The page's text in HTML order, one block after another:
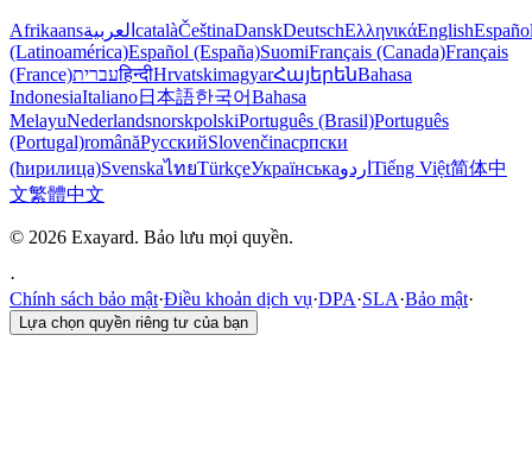
Afrikaansالعربية catalàČeštinaDanskDeutschΕλληνικάEnglish
(Latinoamérica)Español (España)SuomiFrançais (Canada)Français
(France)עבריתहिन्दीHrvatskimagyarՀայերենBahasa
IndonesiaItaliano日本語한국어Bahasa
MelayuNederlandsnorskpolskiPortuguês (Brasil)Português
(Portugal)românăРусскийSlovenčinaсрпски
(ћирилица)SvenskaไทยTürkçeУкраїнськаاردو Tiếng Việt简体中
文繁體中文
© 2026 Exayard. Bảo lưu mọi quyền.
·
Chính sách bảo mật·Điều khoản dịch vụ·DPA·SLA·Bảo mật·
Lựa chọn quyền riêng tư của bạn